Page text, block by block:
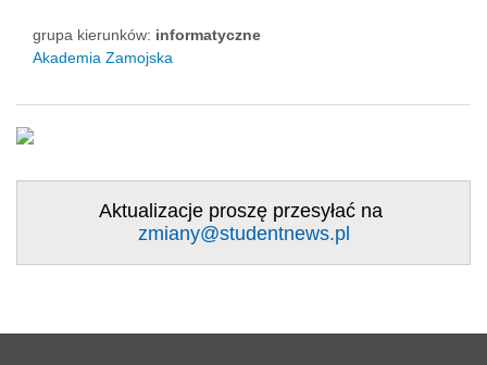
grupa kierunków: informatyczne
Akademia Zamojska
Aktualizacje proszę przesyłać na
zmiany@studentnews.pl